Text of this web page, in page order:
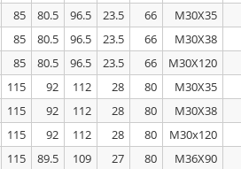
M30X35
66
23.5
96.5
80.5
85
M30X38
66
23.5
96.5
80.5
85
M30X120
66
23.5
96.5
80.5
85
M30X35
80
28
112
92
115
M30X38
80
28
112
92
115
M30x120
80
28
112
92
115
M36X90
80
27
109
89.5
115